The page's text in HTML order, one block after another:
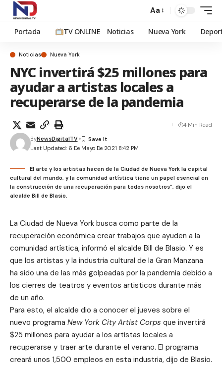
Aa
Portada TV ONLINE Noticias Nueva York
Noticias Nueva York
NYC invertirá $25 millones para
ayudar a artistas locales a
recuperarse de la pandemia
Last Updated: 6 De Mayo De 2021 8:42 PM
ByNewsDigitalTV
4 Min Read
El arte y los artistas hacen de la Ciudad de Nueva York la capital
cultural del mundo, y la comunidad artística tiene un papel esencial en
la construcción de una recuperación para todos nosotros”, dijo el
alcalde Bill de Blasio.
La Ciudad de Nueva York busca como parte de la
recuperación económica crear trabajos que ayuden a la
comunidad artística, informó el alcalde Bill de Blasio. Y es
que los artistas y la industria cultural de la Gran Manzana
ha sido una de las más golpeadas por la pandemia debido a
los cierres de teatros y eventos artisticos durante más
de un año.
Para esto, el alcalde dio a conocer el jueves sobre el
nuevo programa New York City Artist Corps que invertirá
$25 millones para ayudar a los artistas locales a
recuperarse y traer arte durante el verano. El programa
creará unos 1,500 empleos en esta industria, dijo de Blasio.